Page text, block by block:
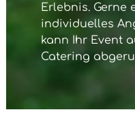
Erlebnis. Gerne
individuelles
kann Ihr Event
Catering